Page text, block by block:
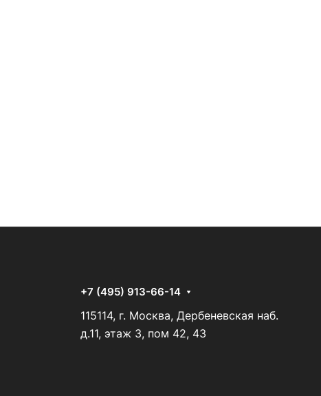
+7 (495) 913-66-14
115114, г. Москва, Дербеневская наб.
д.11, этаж 3, пом 42, 43